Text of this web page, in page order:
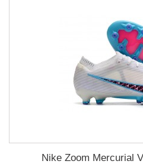
Nike Zoom Mercurial